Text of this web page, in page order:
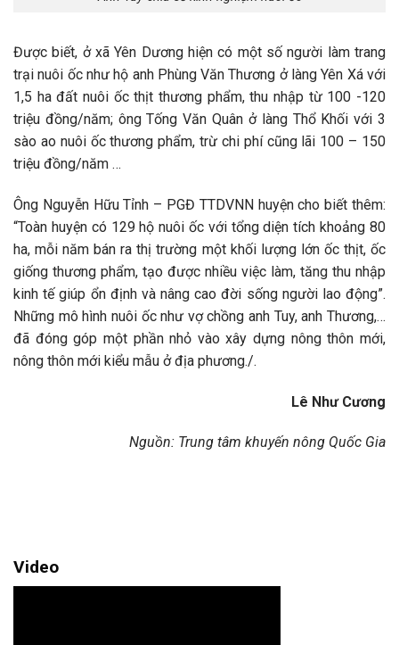
Được biết, ở xã Yên Dương hiện có một số người làm trang
trại nuôi ốc như hộ anh Phùng Văn Thương ở làng Yên Xá với
1,5 ha đất nuôi ốc thịt thương phẩm, thu nhập từ 100 -120
triệu đồng/năm; ông Tống Văn Quân ở làng Thổ Khối với 3
sào ao nuôi ốc thương phẩm, trừ chi phí cũng lãi 100 – 150
triệu đồng/năm …
Ông Nguyễn Hữu Tỉnh – PGĐ TTDVNN huyện cho biết thêm:
“Toàn huyện có 129 hộ nuôi ốc với tổng diện tích khoảng 80
ha, mỗi năm bán ra thị trường một khối lượng lớn ốc thịt, ốc
giống thương phẩm, tạo được nhiều việc làm, tăng thu nhập
kinh tế giúp ổn định và nâng cao đời sống người lao động”.
Những mô hình nuôi ốc như vợ chồng anh Tuy, anh Thương,…
đã đóng góp một phần nhỏ vào xây dựng nông thôn mới,
nông thôn mới kiểu mẫu ở địa phương./.
Lê Như Cương
Nguồn: Trung tâm khuyến nông Quốc Gia
Video